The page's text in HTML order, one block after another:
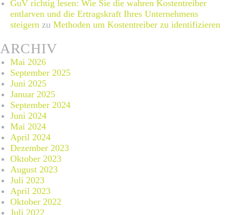
GuV richtig lesen: Wie Sie die wahren Kostentreiber
entlarven und die Ertragskraft Ihres Unternehmens
steigern zu Methoden um Kostentreiber zu identifizieren
ARCHIV
Mai 2026
September 2025
Juni 2025
Januar 2025
September 2024
Juni 2024
Mai 2024
April 2024
Dezember 2023
Oktober 2023
August 2023
Juli 2023
April 2023
Oktober 2022
Juli 2022